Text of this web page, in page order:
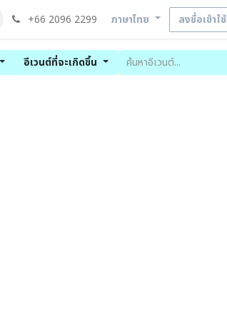
+66 2096 2299 ภาษาไทย ลงชื่อเข้าใช้
อีเวนต์ที่จะเกิดขึ้น